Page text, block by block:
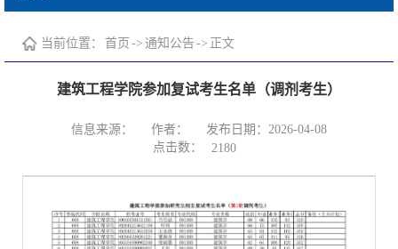
当前位置： 首页 -> 通知公告 -> 正文
建筑工程学院参加复试考生名单（调剂考生）
信息来源： 作者：
发布日期：2026-04-08
点击数：
2180